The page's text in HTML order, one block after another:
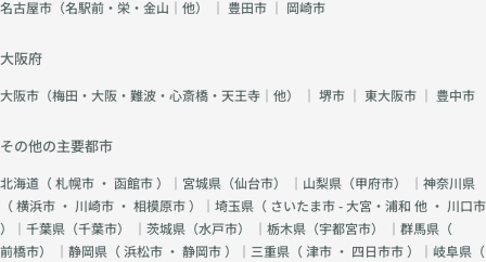
名古屋市（名駅前・栄・金山｜他） ｜ 豊田市 ｜ 岡崎市
大阪府
大阪市（梅田・大阪・難波・心斎橋・天王寺｜他） ｜ 堺市 ｜ 東大阪市 ｜ 豊中市
その他の主要都市
北海道（札幌市 ・ 函館市）｜宮城県（仙台市） ｜山梨県（甲府市） ｜神奈川県
（横浜市 ・ 川崎市 ・ 相模原市）｜埼玉県（ さいたま市 - 大宮・浦和 他 ・ 川口市
）｜千葉県（千葉市） ｜茨城県（水戸市） ｜栃木県（宇都宮市） ｜群馬県（
前橋市） ｜静岡県（浜松市 ・ 静岡市）｜三重県（津市 ・ 四日市市）｜岐阜県（